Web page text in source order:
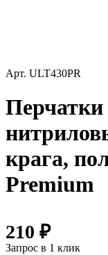
Арт. ULT430PR
Перчатки
крага,
Premium
210 ₽
Запрос в 1 клик